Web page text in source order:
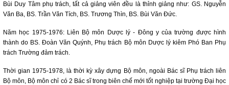
Bùi Duy Tâm phụ trách, tất cả giảng viên đều là thỉnh giảng như: GS. Nguyễn
Văn Ba, BS. Trần Văn Tích, BS. Trương Thìn, BS. Bùi Văn Đức.
Năm học 1975-1976: Liên Bộ môn Dược lý - Đông y của trường được hình
thành do BS. Đoàn Văn Quýnh, Phụ trách Bộ môn Dược lý kiêm Phó Ban Phụ
trách Trường đảm trách.
Thời gian 1975-1978, là thời kỳ xây dựng Bộ môn, ngoài Bác sĩ Phụ trách liên
Bộ môn, Bộ môn chỉ có 2 Bác sĩ trong biên chế mới tốt nghiệp tại trường Đại học